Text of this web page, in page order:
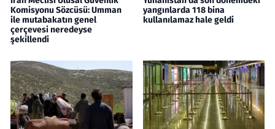
Komisyonu Sözcüsü: Umman
ile mutabakatın genel
çerçevesi neredeyse
şekillendi
yangınlarda 118 bina
kullanılamaz hale geldi